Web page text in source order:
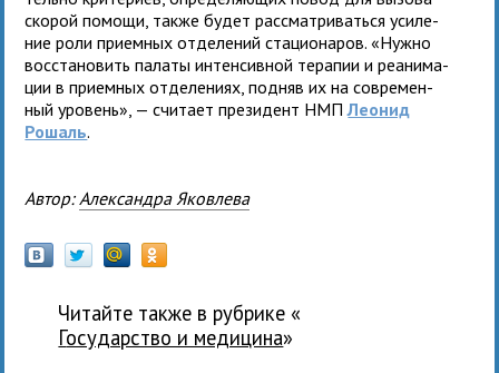
ско­рой помощи, также будет рассматриваться уси­ле­
ние роли при­ем­ных отде­ле­ний ста­ци­о­на­ров. «Нужно
вос­ста­но­вить палаты интен­сив­ной тера­пии и реани­ма­
ции в при­ем­ных отде­ле­ниях, под­няв их на совре­мен­
ный уро­вень», — счи­тает пре­зи­дент НМПЛеонид
Рошаль.
Автор: Александра Яковлева
Читайте также в рубрике «
государство и медицина»